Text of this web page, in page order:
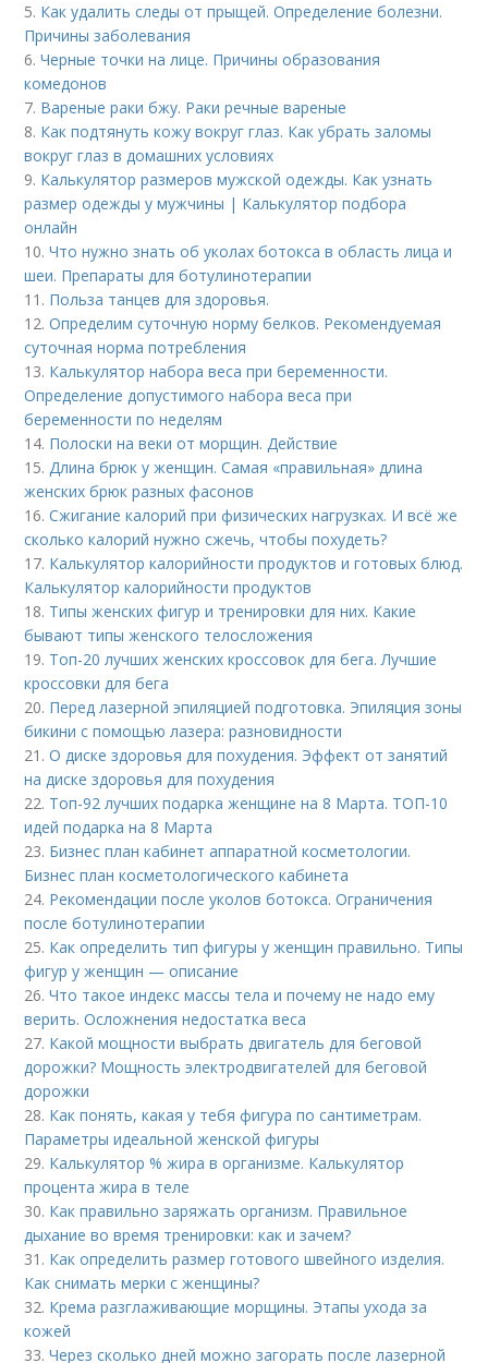
5. Как удалить следы от прыщей. Определение болезни.
Причины заболевания
6.Черные точки на лице. Причины образования
комедонов
7. Вареные раки бжу. Раки речные вареные
8. Как подтянуть кожу вокруг глаз. Как убрать заломы
вокруг глаз в домашних условиях
9. Калькулятор размеров мужской одежды. Как узнать
размер одежды у мужчины | Калькулятор подбора
онлайн
10.Что нужно знать об уколах ботокса в область лица и
шеи. Препараты для ботулинотерапии
11. Польза танцев для здоровья.
12.Определим суточную норму белков. Рекомендуемая
суточная норма потребления
13. Калькулятор набора веса при беременности.
Определение допустимого набора веса при
беременности по неделям
14. Полоски на веки от морщин. Действие
15.Длина брюк у женщин. Самая «правильная» длина
женских брюк разных фасонов
16.Сжигание калорий при физических нагрузках. И всё же
сколько калорий нужно сжечь, чтобы похудеть?
17. Калькулятор калорийности продуктов и готовых блюд.
Калькулятор калорийности продуктов
18. Типы женских фигур и тренировки для них. Какие
бывают типы женского телосложения
19. Топ-20 лучших женских кроссовок для бега. Лучшие
кроссовки для бега
20. Перед лазерной эпиляцией подготовка. Эпиляция зоны
бикини с помощью лазера: разновидности
21.О диске здоровья для похудения. Эффект от занятий
на диске здоровья для похудения
22. Топ-92 лучших подарка женщине на 8 Марта. ТОП-10
идей подарка на 8 Марта
23. Бизнес план кабинет аппаратной косметологии.
Бизнес план косметологического кабинета
24. Рекомендации после уколов ботокса. Ограничения
после ботулинотерапии
25. Как определить тип фигуры у женщин правильно. Типы
фигур у женщин — описание
26.Что такое индекс массы тела и почему не надо ему
верить. Осложнения недостатка веса
27. Какой мощности выбрать двигатель для беговой
дорожки? Мощность электродвигателей для беговой
дорожки
28. Как понять, какая у тебя фигура по сантиметрам.
Параметры идеальной женской фигуры
29. Калькулятор % жира в организме. Калькулятор
процента жира в теле
30. Как правильно заряжать организм. Правильное
дыхание во время тренировки: как и зачем?
31. Как определить размер готового швейного изделия.
Как снимать мерки с женщины?
32. Крема разглаживающие морщины. Этапы ухода за
кожей
33.Через сколько дней можно загорать после лазерной